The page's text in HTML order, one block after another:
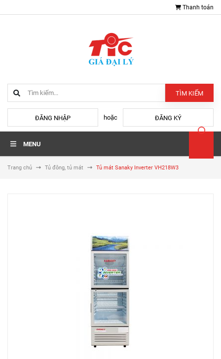
Thanh toán
TÌM KIẾM
ĐĂNG NHẬP hoặc ĐĂNG KÝ
MENU
Trang chủ Tủ đông, tủ mát Tủ mát Sanaky Inverter VH218W3